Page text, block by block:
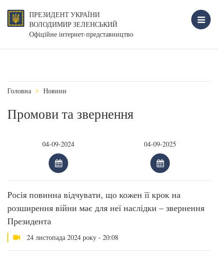
ПРЕЗИДЕНТ УКРАЇНИ
ВОЛОДИМИР ЗЕЛЕНСЬКИЙ
Офіційне інтернет-представництво
Головна Новини
Промови та звернення
Росія повинна відчувати, що кожен її крок на
розширення війни має для неї наслідки – звернення
Президента
24 листопада 2024 року - 20:08